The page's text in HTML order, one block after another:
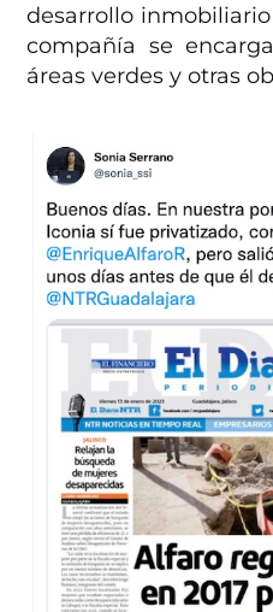
desarrollo
compañía se
áreas verdes y otras